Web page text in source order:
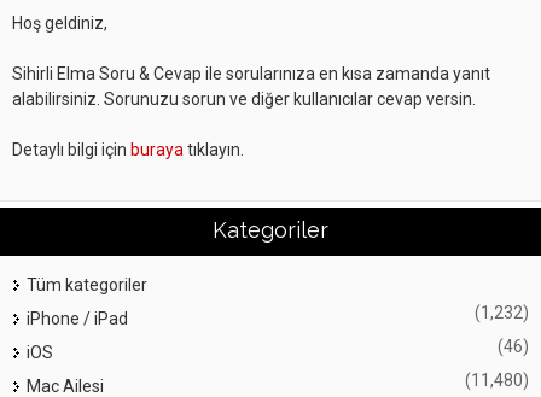
Hoş geldiniz,
Sihirli Elma Soru & Cevap ile sorularınıza en kısa zamanda yanıt
alabilirsiniz. Sorunuzu sorun ve diğer kullanıcılar cevap versin.
Detaylı bilgi için buraya tıklayın.
Kategoriler
Tüm kategoriler
iPhone / iPad
(1,232)
iOS (46)
Mac Ailesi (11,480)